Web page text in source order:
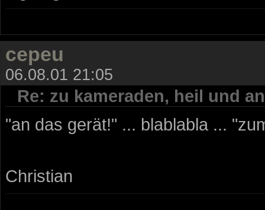
cepeu
06.08.01 21:05
Re: zu kameraden, heil und
"an das gerät!" ... blablabla ...
Christian